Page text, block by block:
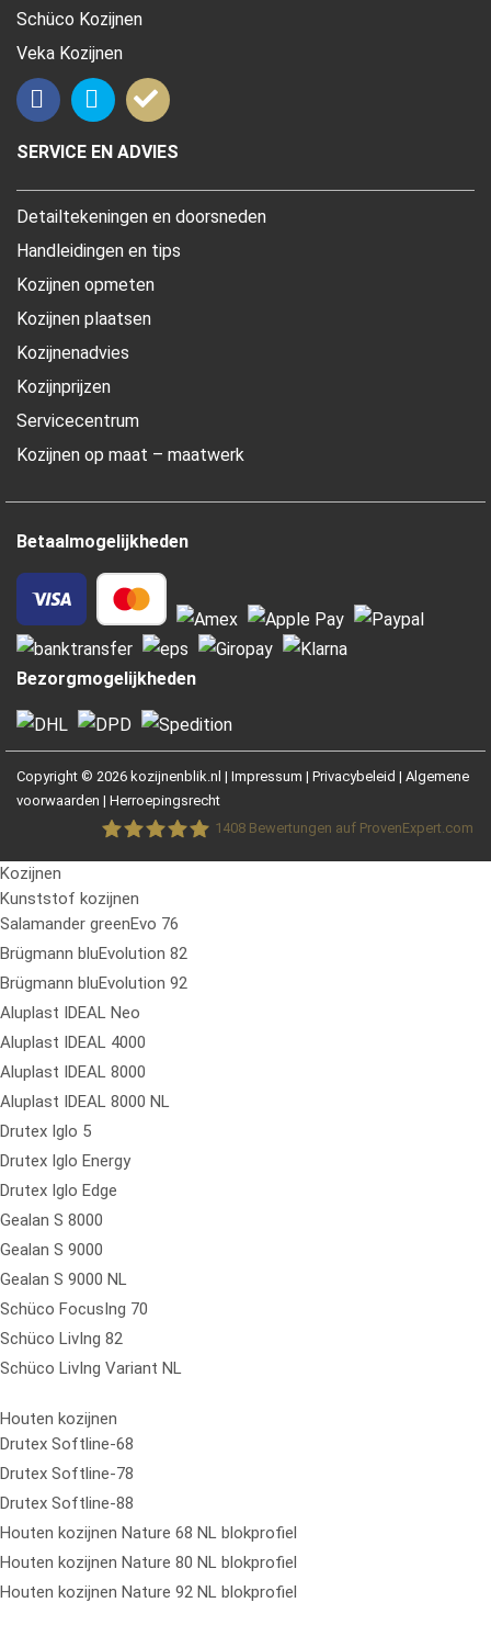
Schüco Kozijnen
Veka Kozijnen
SERVICE EN ADVIES
Detailtekeningen en doorsneden
Handleidingen en tips
Kozijnen opmeten
Kozijnen plaatsen
Kozijnenadvies
Kozijnprijzen
Servicecentrum
Kozijnen op maat – maatwerk
Betaalmogelijkheden
Bezorgmogelijkheden
Copyright © 2026 kozijnenblik.nl | Impressum | Privacybeleid | Algemene
voorwaarden | Herroepingsrecht
Fensterblick GmbH &Co.KG
1408Bewertungen auf ProvenExpert.com
Kozijnen
Kunststof kozijnen
Salamander greenEvo 76
Brügmann bluEvolution 82
Brügmann bluEvolution 92
Aluplast IDEAL Neo
Aluplast IDEAL 4000
Aluplast IDEAL 8000
Aluplast IDEAL 8000 NL
Drutex Iglo 5
Drutex Iglo Energy
Drutex Iglo Edge
Gealan S 8000
Gealan S 9000
Gealan S 9000 NL
Schüco FocusIng 70
Schüco LivIng 82
Schüco LivIng Variant NL
Houten kozijnen
Drutex Softline-68
Drutex Softline-78
Drutex Softline-88
Houten kozijnen Nature 68 NL blokprofiel
Houten kozijnen Nature 80 NL blokprofiel
Houten kozijnen Nature 92 NL blokprofiel